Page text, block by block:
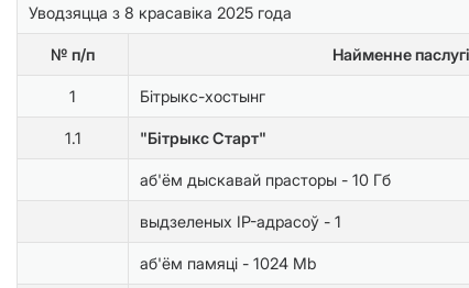
Уводзяцца з 8 красавіка 2025 года
№ п/п Найменне паслугі
1 Бітрыкс-хостынг
1.1 "Бітрыкс Старт"
аб'ём дыскавай прасторы - 10 Гб
выдзеленых IP-адрасоў - 1
аб'ём памяці - 1024 Mb